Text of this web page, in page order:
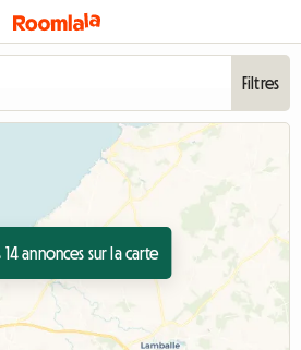
Filtres
14 annonces sur la carte